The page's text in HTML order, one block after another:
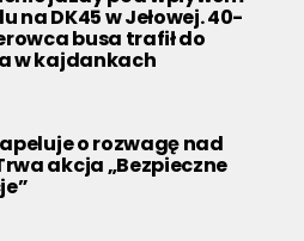
na DK45 w Jełowej. 40-
busa trafił do
w kajdankach
o rozwagę nad
akcja „Bezpieczne